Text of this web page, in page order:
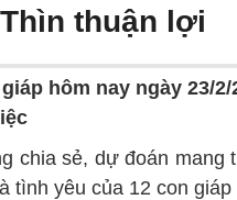
thuận lợi
hôm nay ngày 23/
chia sẻ, dự đoán mang
tình yêu của 12 con